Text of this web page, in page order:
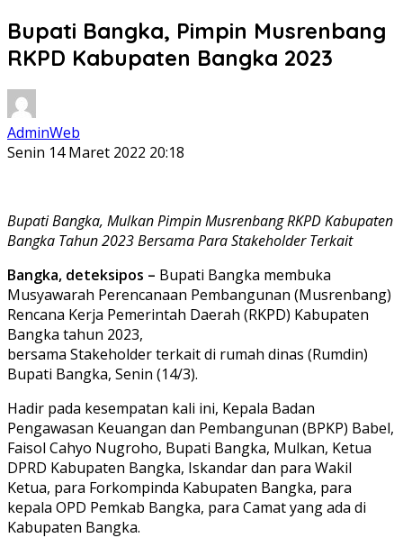
Bupati Bangka, Pimpin Musrenbang
RKPD Kabupaten Bangka 2023
AdminWeb
Senin 14 Maret 2022 20:18
Bupati Bangka, Mulkan Pimpin Musrenbang RKPD Kabupaten
Bangka Tahun 2023 Bersama Para Stakeholder Terkait
Bangka, deteksipos – Bupati Bangka membuka
Musyawarah Perencanaan Pembangunan (Musrenbang)
Rencana Kerja Pemerintah Daerah (RKPD) Kabupaten
Bangka tahun 2023,
bersama Stakeholder terkait di rumah dinas (Rumdin)
Bupati Bangka, Senin (14/3).
Hadir pada kesempatan kali ini, Kepala Badan
Pengawasan Keuangan dan Pembangunan (BPKP) Babel,
Faisol Cahyo Nugroho, Bupati Bangka, Mulkan, Ketua
DPRD Kabupaten Bangka, Iskandar dan para Wakil
Ketua, para Forkompinda Kabupaten Bangka, para
kepala OPD Pemkab Bangka, para Camat yang ada di
Kabupaten Bangka.